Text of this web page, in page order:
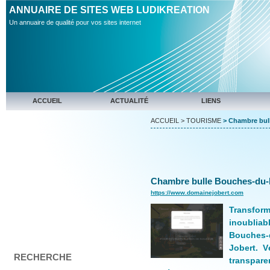
ANNUAIRE DE SITES WEB LUDIKREATION
Un annuaire de qualité pour vos sites internet
ACCUEIL ACTUALITÉ LIENS
RECHERCHE
ACCUEIL > TOURISME > Chambre
Chambre bulle Bouches-
https://www.domainejobert.com
Jobert.